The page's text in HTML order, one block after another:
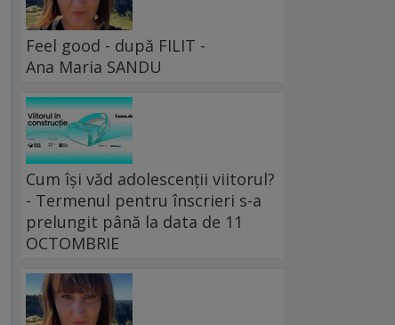
Feel good - după FILIT -
Ana Maria SANDU
Cum își văd adolescenții viitorul?
- Termenul pentru înscrieri s-a
prelungit până la data de 11
OCTOMBRIE